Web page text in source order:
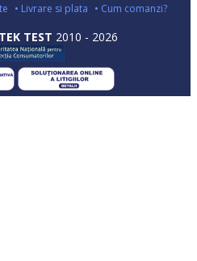
• Livrare si plata • Cum comanzi?
TEST 2010 - 2026